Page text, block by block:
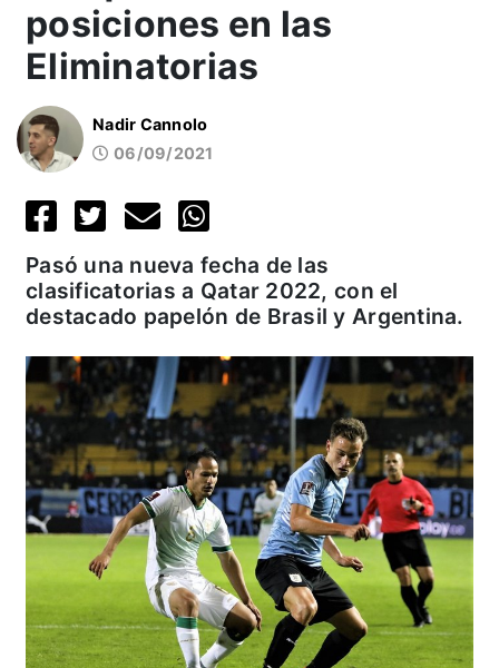
posiciones en las
Eliminatorias
Nadir Cannolo
06/09/2021
Pasó una nueva fecha de las
clasificatorias a Qatar 2022, con el
destacado papelón de Brasil y Argentina.